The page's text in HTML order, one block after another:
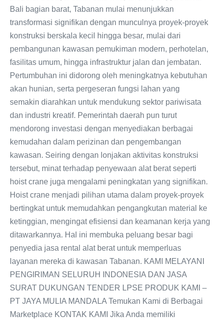
Bali bagian barat, Tabanan mulai menunjukkan
transformasi signifikan dengan munculnya proyek-proyek
konstruksi berskala kecil hingga besar, mulai dari
pembangunan kawasan pemukiman modern, perhotelan,
fasilitas umum, hingga infrastruktur jalan dan jembatan.
Pertumbuhan ini didorong oleh meningkatnya kebutuhan
akan hunian, serta pergeseran fungsi lahan yang
semakin diarahkan untuk mendukung sektor pariwisata
dan industri kreatif. Pemerintah daerah pun turut
mendorong investasi dengan menyediakan berbagai
kemudahan dalam perizinan dan pengembangan
kawasan. Seiring dengan lonjakan aktivitas konstruksi
tersebut, minat terhadap penyewaan alat berat seperti
hoist crane juga mengalami peningkatan yang signifikan.
Hoist crane menjadi pilihan utama dalam proyek-proyek
bertingkat untuk memudahkan pengangkutan material ke
ketinggian, mengingat efisiensi dan keamanan kerja yang
ditawarkannya. Hal ini membuka peluang besar bagi
penyedia jasa rental alat berat untuk memperluas
layanan mereka di kawasan Tabanan. KAMI MELAYANI
PENGIRIMAN SELURUH INDONESIA DAN JASA
SURAT DUKUNGAN TENDER LPSE PRODUK KAMI –
PT JAYA MULIA MANDALA Temukan Kami di Berbagai
Marketplace KONTAK KAMI Jika Anda memiliki